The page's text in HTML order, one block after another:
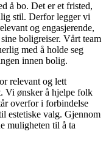
å bo. Det er et fristed,
stil. Derfor legger vi
og engasjerende,
boligreiser. Vårt team
med å holde seg
innen bolig.
relevant og lett
Vi ønsker å hjelpe folk
overfor i forbindelse
estetiske valg. Gjennom
muligheten til å ta